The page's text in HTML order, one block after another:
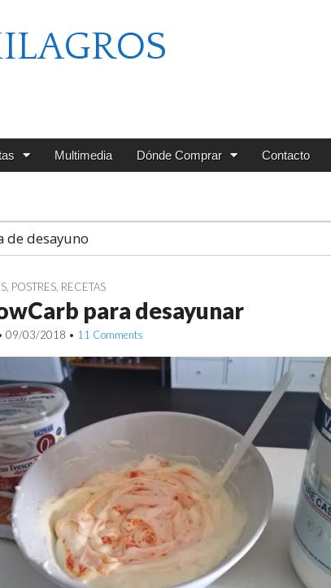
Multimedia Dónde Comprar Contacto
de desayuno
, POSTRES, RECETAS
para desayunar
09/03/2018 • 11 Comments